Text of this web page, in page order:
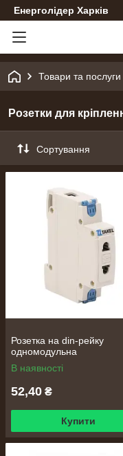
Енерголідер Харків
Товари та послуги
Розетки для
Сортування
Розетка на din-рейку
одномодульна
В наявності
52,40 ₴
Купити